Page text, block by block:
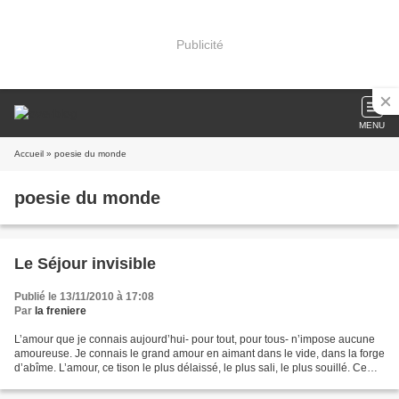
Publicité
MENU
Accueil » poesie du monde
poesie du monde
Le Séjour invisible
Publié le 13/11/2010 à 17:08
Par la freniere
L’amour que je connais aujourd’hui- pour tout, pour tous- n’impose aucune
amoureuse. Je connais le grand amour en aimant dans le vide, dans la forge
d’abîme. L’amour, ce tison le plus délaissé, le plus sali, le plus souillé. Ce